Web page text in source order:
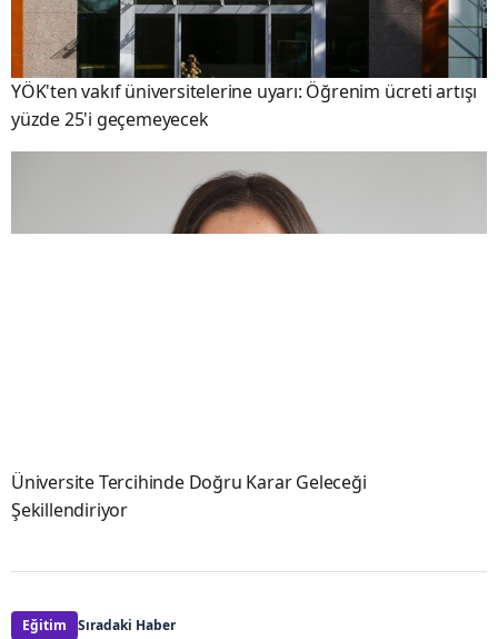
YÖK'ten vakıf üniversitelerine uyarı: Öğrenim ücreti artışı
yüzde 25'i geçemeyecek
Üniversite Tercihinde Doğru Karar Geleceği
Şekillendiriyor
Eğitim Sıradaki Haber